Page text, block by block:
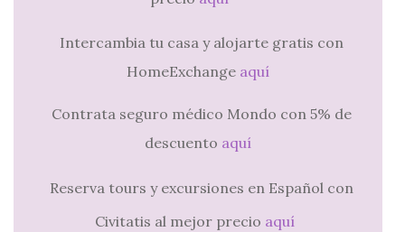
Intercambia tu casa y alojarte gratis con
HomeExchange aquí
Contrata seguro médico Mondo con 5% de
descuento aquí
Reserva tours y excursiones en Español con
Civitatis al mejor precio aquí